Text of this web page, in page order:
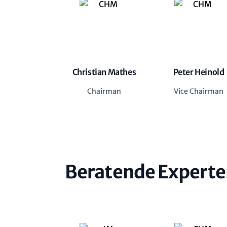
Christian Mathes
Chairman
Peter Heinold
Vice Chairman
Beratende